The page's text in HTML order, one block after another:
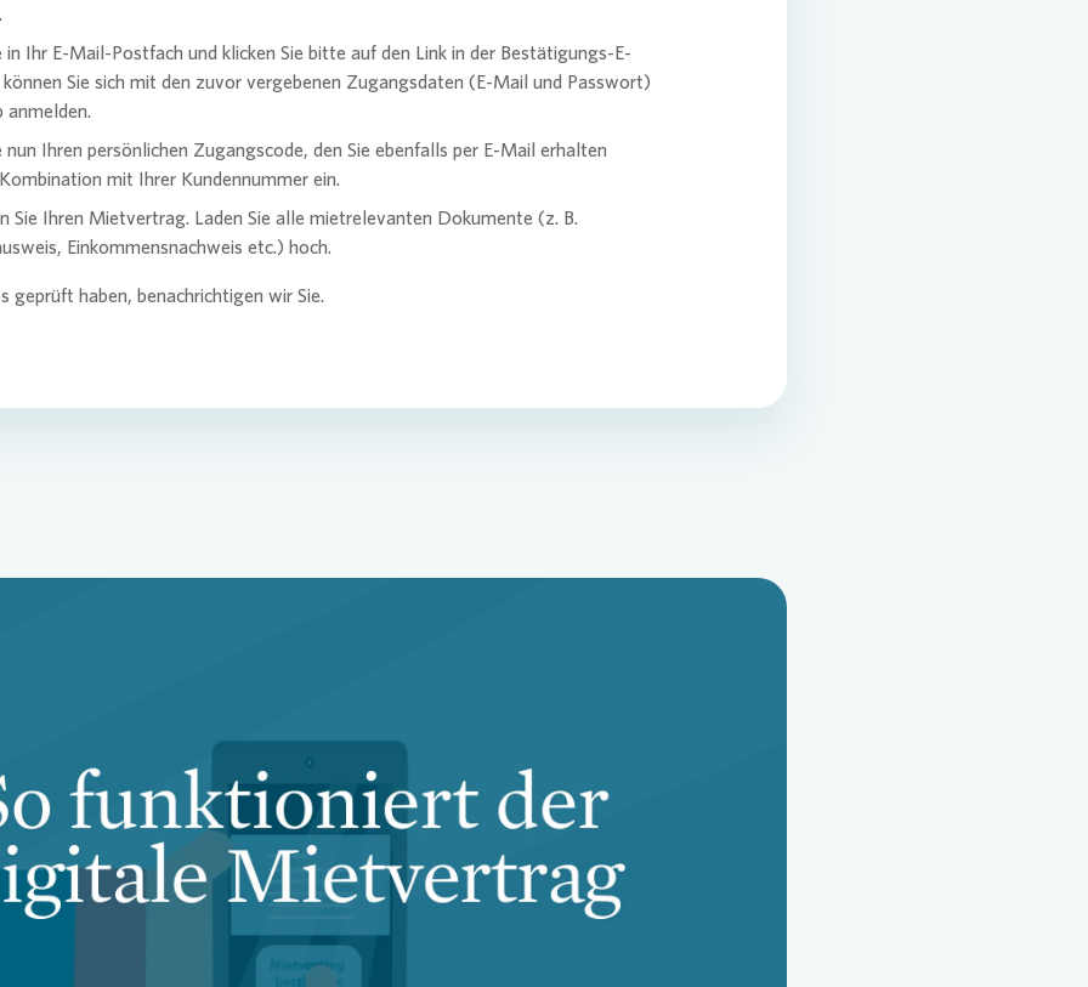
in Ihr E-Mail-Postfach und klicken Sie bitte auf den Link in der Bestätigungs-E-
Sie sich mit den zuvor vergebenen Zugangsdaten (E-Mail und Passwort)
anmelden.
nun Ihren persönlichen Zugangscode, den Sie ebenfalls per E-Mail erhalten
mit Ihrer Kundennummer ein.
Sie Ihren Mietvertrag. Laden Sie alle mietrelevanten Dokumente (z. B.
Einkommensnachweis etc.) hoch.
geprüft haben, benachrichtigen wir Sie.